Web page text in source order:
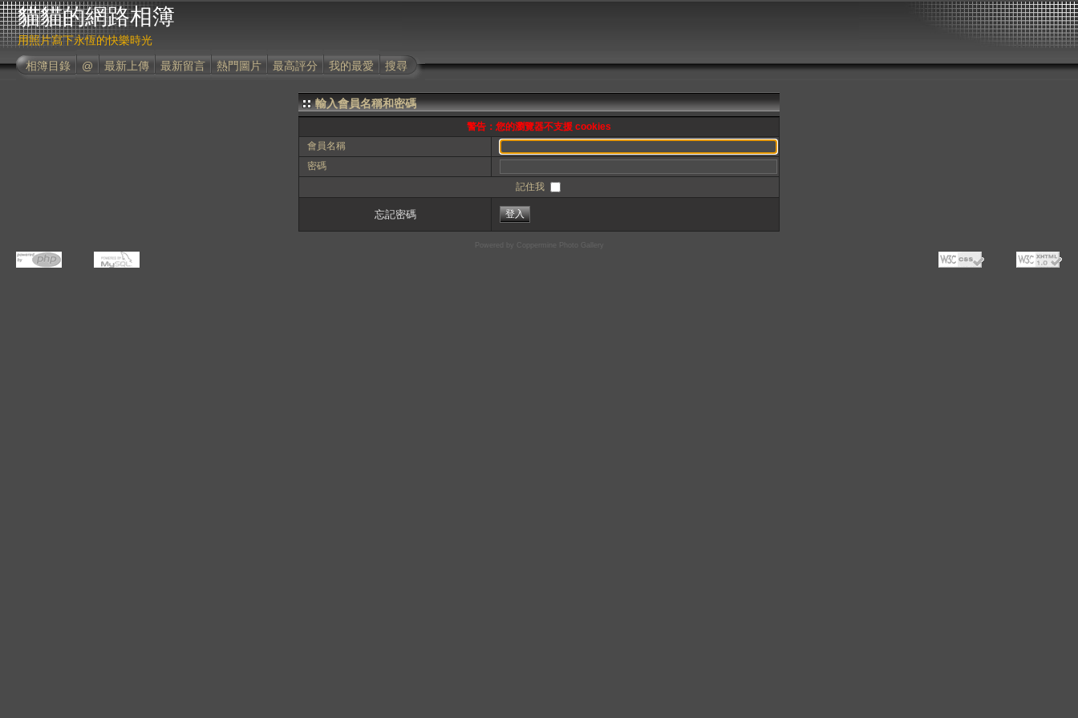
貓貓的網路相簿
用照片寫下永恆的快樂時光
相簿目錄
@ 最新上傳 最新留言 熱門圖片 最高評分 我的最愛 搜尋
輸入會員名稱和密碼
警告：您的瀏覽器不支援 cookies
會員名稱
密碼
記住我
忘記密碼